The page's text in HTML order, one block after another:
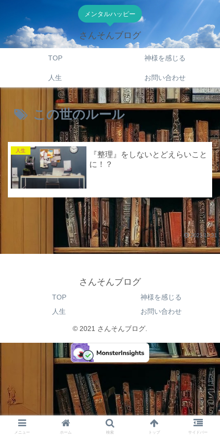
メンタルハッピー
さんそんブログ
TOP 神様を感じる
人生 お問い合わせ
この世のルール
人生
『整理』をしないとどえらいこと
に！？
2021.10.31
さんそんブログ
TOP
神様を感じる
人生
お問い合わせ
© 2021 さんそんブログ.
メニュー ホーム 検索 トップ サイドバー